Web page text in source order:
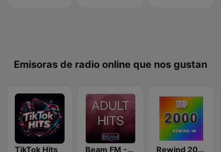
Emisoras de radio online que nos gustan
TikTok Hits Beam FM - Adult Hits Rewind 2000's